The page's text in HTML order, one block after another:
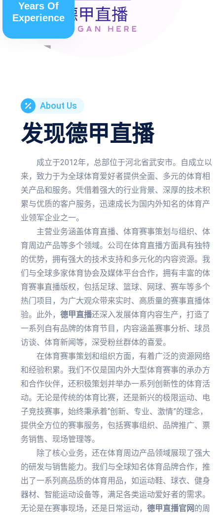
Years Of
Experience
About Us
发现德甲直播
成立于2012年，总部位于河北省武安市。自成立以
来，致力于为全球体育爱好者提供全面、多元的体育相
关产品和服务。凭借着强大的行业背景、深厚的技术积
累与优质的客户服务，迅速成长为国内外知名的体育产
业领军企业之一。
主营业务涵盖体育直播、体育赛事策划与组织、体
育周边产品等多个领域。公司在体育直播方面具有独特
的优势，拥有强大的技术支持和多元化的内容资源。我
们与全球多家体育协会及媒体平台合作，拥有丰富的体
育赛事直播版权，包括足球、篮球、网球、赛车等多个
热门项目，为广大观众带来实时、高质量的赛事直播体
验。此外， 德甲直播还深入发展体育内容生产，打造了
一系列自有品牌的体育节目，内容涵盖赛事分析、球员
访谈、体育新闻等，深受粉丝群体的喜爱。
在体育赛事策划和组织方面，有着广泛的资源网络
和经验积累。我们不仅是国内外大型体育赛事的承办方
和合作伙伴，还积极策划并举办一系列创新性的体育活
动。无论是传统的体育比赛，还是新兴的极限运动、电
子竞技赛事，始终秉承着“创新、专业、激情”的理念，
提供全方位的赛事服务，包括赛事组织、品牌推广、票
务销售、现场管理等。
除了核心业务，还在体育周边产品领域展现了强大
的研发与销售能力。我们与全球知名体育品牌合作，推
出了一系列高品质的体育用品，如运动鞋、球衣、健身
器材、智能运动设备等，满足各类运动爱好者的需求。
无论是在赛事现场，还是日常运动， 德甲直播官网的周